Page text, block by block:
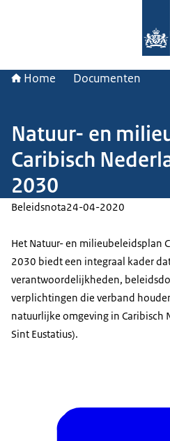
Home Documenten
Natuur- en
Caribisch
2030
Beleidsnota24-04-2020
Het Natuur- en milieubeleidsplan
2030 biedt een integraal kader
verantwoordelijkheden,
verplichtingen die verband
natuurlijke omgeving in Caribisch
Sint Eustatius).